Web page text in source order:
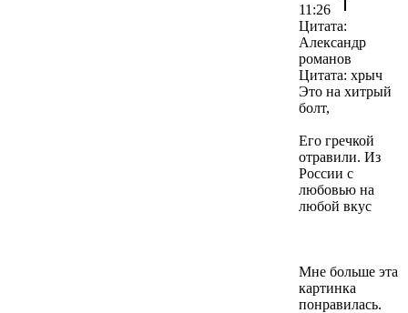
11:26
Цитата:
Александр
романов
Цитата: хрыч
Это на хитрый
болт,
Его гречкой
отравили. Из
России с
любовью на
любой вкус
Мне больше эта
картинка
понравилась.